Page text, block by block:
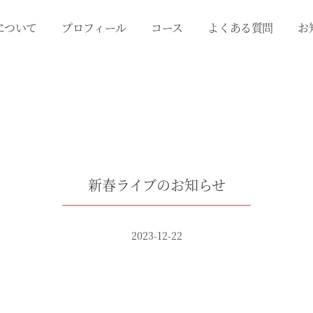
ついて プロフィール コース よくある質問 お
新春ライブのお知らせ
2023-12-22